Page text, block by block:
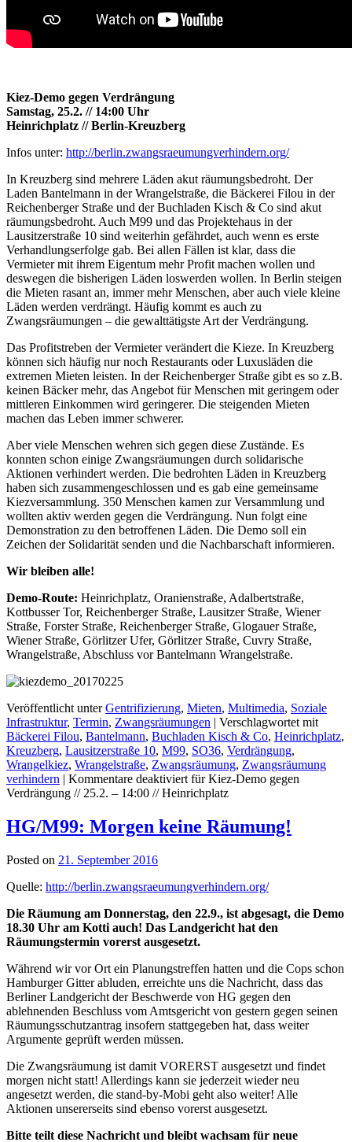
Kiez-Demo gegen Verdrängung
Samstag, 25.2. // 14:00 Uhr
Heinrichplatz // Berlin-Kreuzberg
Infos unter: http://berlin.zwangsraeumungverhindern.org/
In Kreuzberg sind mehrere Läden akut räumungsbedroht. Der
Laden Bantelmann in der Wrangelstraße, die Bäckerei Filou in der
Reichenberger Straße und der Buchladen Kisch & Co sind akut
räumungsbedroht. Auch M99 und das Projektehaus in der
Lausitzerstraße 10 sind weiterhin gefährdet, auch wenn es erste
Verhandlungserfolge gab. Bei allen Fällen ist klar, dass die
Vermieter mit ihrem Eigentum mehr Profit machen wollen und
deswegen die bisherigen Läden loswerden wollen. In Berlin steigen
die Mieten rasant an, immer mehr Menschen, aber auch viele kleine
Läden werden verdrängt. Häufig kommt es auch zu
Zwangsräumungen – die gewalttätigste Art der Verdrängung.
Das Profitstreben der Vermieter verändert die Kieze. In Kreuzberg
können sich häufig nur noch Restaurants oder Luxusläden die
extremen Mieten leisten. In der Reichenberger Straße gibt es so z.B.
keinen Bäcker mehr, das Angebot für Menschen mit geringem oder
mittleren Einkommen wird geringerer. Die steigenden Mieten
machen das Leben immer schwerer.
Aber viele Menschen wehren sich gegen diese Zustände. Es
konnten schon einige Zwangsräumungen durch solidarische
Aktionen verhindert werden. Die bedrohten Läden in Kreuzberg
haben sich zusammengeschlossen und es gab eine gemeinsame
Kiezversammlung. 350 Menschen kamen zur Versammlung und
wollten aktiv werden gegen die Verdrängung. Nun folgt eine
Demonstration zu den betroffenen Läden. Die Demo soll ein
Zeichen der Solidarität senden und die Nachbarschaft informieren.
Wir bleiben alle!
Demo-Route: Heinrichplatz, Oranienstraße, Adalbertstraße,
Kottbusser Tor, Reichenberger Straße, Lausitzer Straße, Wiener
Straße, Forster Straße, Reichenberger Straße, Glogauer Straße,
Wiener Straße, Görlitzer Ufer, Görlitzer Straße, Cuvry Straße,
Wrangelstraße, Abschluss vor Bantelmann Wrangelstraße.
Veröffentlicht unter Gentrifizierung, Mieten, Multimedia, Soziale
Infrastruktur, Termin, Zwangsräumungen | Verschlagwortet mit
Bäckerei Filou, Bantelmann, Buchladen Kisch & Co, Heinrichplatz,
Kreuzberg, Lausitzerstraße 10, M99, SO36, Verdrängung,
Wrangelkiez, Wrangelstraße, Zwangsräumung, Zwangsräumung
verhindern | Kommentare deaktiviert für Kiez-Demo gegen
Verdrängung // 25.2. – 14:00 // Heinrichplatz
HG/M99: Morgen keine Räumung!
Posted on 21. September 2016
Quelle: http://berlin.zwangsraeumungverhindern.org/
Die Räumung am Donnerstag, den 22.9., ist abgesagt, die Demo
18.30 Uhr am Kotti auch! Das Landgericht hat den
Räumungstermin vorerst ausgesetzt.
Während wir vor Ort ein Planungstreffen hatten und die Cops schon
Hamburger Gitter abluden, erreichte uns die Nachricht, dass das
Berliner Landgericht der Beschwerde von HG gegen den
ablehnenden Beschluss vom Amtsgericht von gestern gegen seinen
Räumungsschutzantrag insofern stattgegeben hat, dass weiter
Argumente geprüft werden müssen.
Die Zwangsräumung ist damit VORERST ausgesetzt und findet
morgen nicht statt! Allerdings kann sie jederzeit wieder neu
angesetzt werden, die stand-by-Mobi geht also weiter! Alle
Aktionen unsererseits sind ebenso vorerst ausgesetzt.
Bitte teilt diese Nachricht und bleibt wachsam für neue